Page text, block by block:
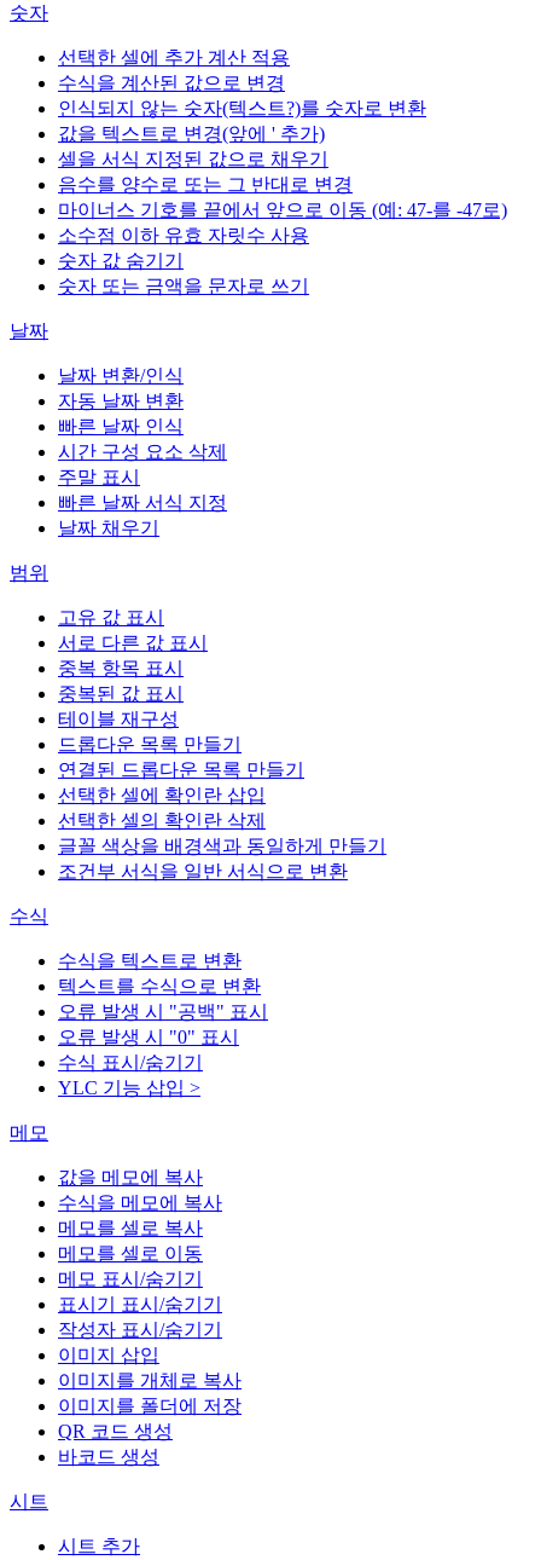
숫자
선택한 셀에 추가 계산 적용
수식을 계산된 값으로 변경
인식되지 않는 숫자(텍스트?)를 숫자로 변환
값을 텍스트로 변경(앞에 ' 추가)
셀을 서식 지정된 값으로 채우기
음수를 양수로 또는 그 반대로 변경
마이너스 기호를 끝에서 앞으로 이동 (예: 47-를 -47로)
소수점 이하 유효 자릿수 사용
숫자 값 숨기기
숫자 또는 금액을 문자로 쓰기
날짜
날짜 변환/인식
자동 날짜 변환
빠른 날짜 인식
시간 구성 요소 삭제
주말 표시
빠른 날짜 서식 지정
날짜 채우기
범위
고유 값 표시
서로 다른 값 표시
중복 항목 표시
중복된 값 표시
테이블 재구성
드롭다운 목록 만들기
연결된 드롭다운 목록 만들기
선택한 셀에 확인란 삽입
선택한 셀의 확인란 삭제
글꼴 색상을 배경색과 동일하게 만들기
조건부 서식을 일반 서식으로 변환
수식
수식을 텍스트로 변환
텍스트를 수식으로 변환
오류 발생 시 "공백" 표시
오류 발생 시 "0" 표시
수식 표시/숨기기
YLC 기능 삽입 >
메모
값을 메모에 복사
수식을 메모에 복사
메모를 셀로 복사
메모를 셀로 이동
메모 표시/숨기기
표시기 표시/숨기기
작성자 표시/숨기기
이미지 삽입
이미지를 개체로 복사
이미지를 폴더에 저장
QR 코드 생성
바코드 생성
시트
시트 추가